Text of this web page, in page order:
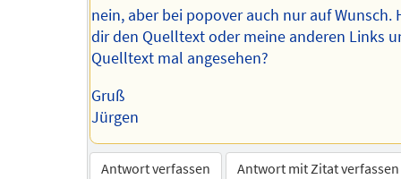
nein, aber bei popover auch nur auf Wunsch.
dir den Quelltext oder meine anderen Links
Quelltext mal angesehen?
Gruß
Jürgen
Antwort verfassen
Antwort mit Zitat verfassen